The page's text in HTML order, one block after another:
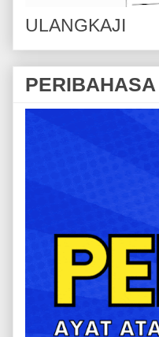
ULANGKAJI
PERIBAHASA